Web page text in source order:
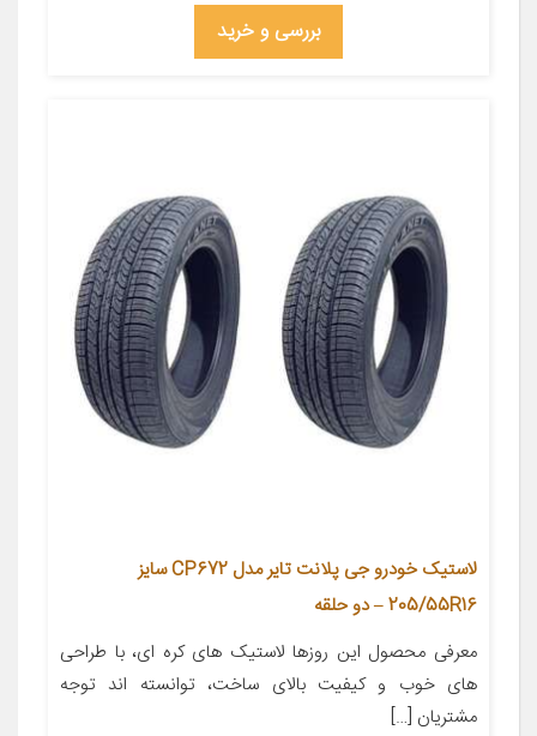
بررسی و خرید
لاستیک خودرو جی پلانت تایر مدل CP672 سایز
205/55R16 – دو حلقه
معرفی محصول این روزها لاستیک های کره ای، با طراحی
های خوب و کیفیت بالای ساخت، توانسته اند توجه
مشتریان […]